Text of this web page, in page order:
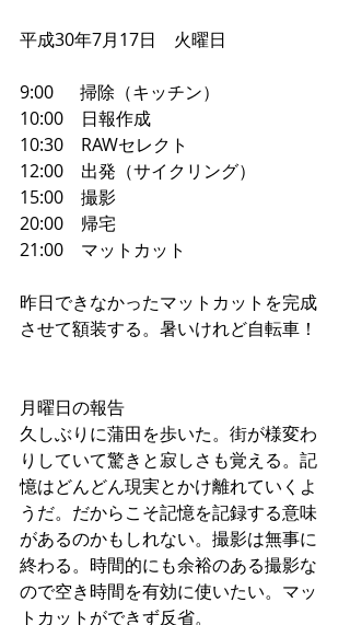
平成30年7月17日　火曜日
9:00　  掃除（キッチン）
10:00　日報作成
10:30　RAWセレクト
12:00　出発（サイクリング）
15:00　撮影
20:00　帰宅
21:00　マットカット
昨日できなかったマットカットを完成
させて額装する。暑いけれど自転車！
月曜日の報告
久しぶりに蒲田を歩いた。街が様変わ
りしていて驚きと寂しさも覚える。記
憶はどんどん現実とかけ離れていくよ
うだ。だからこそ記憶を記録する意味
があるのかもしれない。撮影は無事に
終わる。時間的にも余裕のある撮影な
ので空き時間を有効に使いたい。マッ
トカットができず反省。